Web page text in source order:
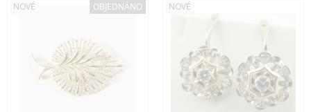
NOVÉ OBJEDNÁNO NOVÉ